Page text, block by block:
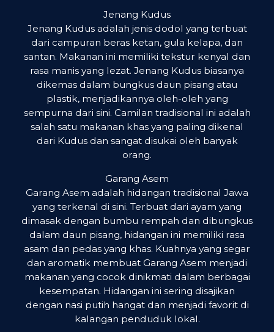
Jenang Kudus
Jenang Kudus adalah jenis dodol yang terbuat
dari campuran beras ketan, gula kelapa, dan
santan. Makanan ini memiliki tekstur kenyal dan
rasa manis yang lezat. Jenang Kudus biasanya
dikemas dalam bungkus daun pisang atau
plastik, menjadikannya oleh-oleh yang
sempurna dari sini. Camilan tradisional ini adalah
salah satu makanan khas yang paling dikenal
dari Kudus dan sangat disukai oleh banyak
orang.
Garang Asem
Garang Asem adalah hidangan tradisional Jawa
yang terkenal di sini. Terbuat dari ayam yang
dimasak dengan bumbu rempah dan dibungkus
dalam daun pisang, hidangan ini memiliki rasa
asam dan pedas yang khas. Kuahnya yang segar
dan aromatik membuat Garang Asem menjadi
makanan yang cocok dinikmati dalam berbagai
kesempatan. Hidangan ini sering disajikan
dengan nasi putih hangat dan menjadi favorit di
kalangan penduduk lokal.